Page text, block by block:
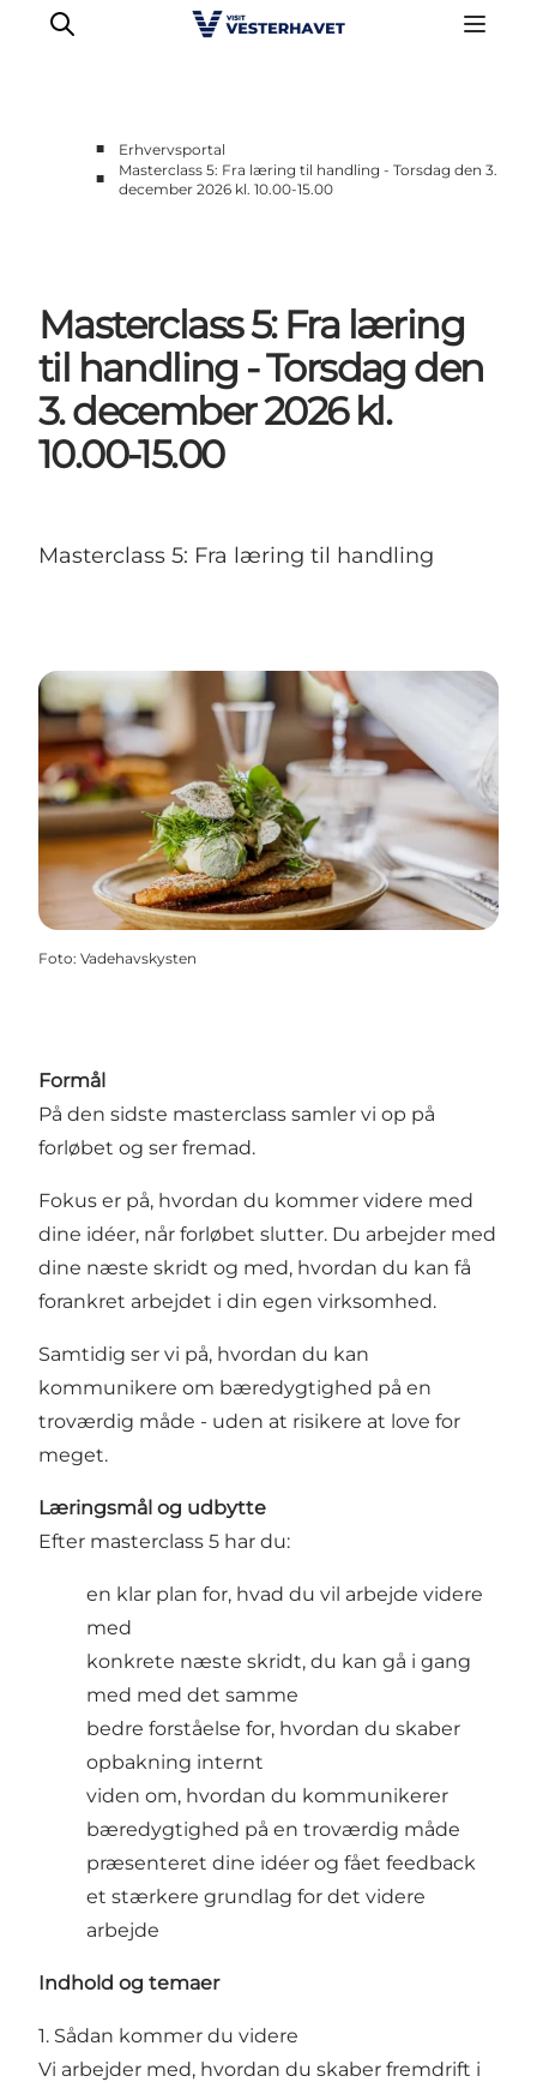
Erhverv
Medlemskab
Nyheder
Om os
■
Erhvervsportal
■
Masterclass 5: Fra læring til handling - Torsdag den 3.
december 2026 kl. 10.00-15.00
Masterclass 5: Fra læring
til handling - Torsdag den
3. december 2026 kl.
10.00-15.00
Masterclass 5: Fra læring til handling
Foto: Vadehavskysten
Formål
På den sidste masterclass samler vi op på
forløbet og ser fremad.
Fokus er på, hvordan du kommer videre med
dine idéer, når forløbet slutter. Du arbejder med
dine næste skridt og med, hvordan du kan få
forankret arbejdet i din egen virksomhed.
Samtidig ser vi på, hvordan du kan
kommunikere om bæredygtighed på en
troværdig måde - uden at risikere at love for
meget.
Læringsmål og udbytte
Efter masterclass 5 har du:
en klar plan for, hvad du vil arbejde videre
med
konkrete næste skridt, du kan gå i gang
med med det samme
bedre forståelse for, hvordan du skaber
opbakning internt
viden om, hvordan du kommunikerer
bæredygtighed på en troværdig måde
præsenteret dine idéer og fået feedback
et stærkere grundlag for det videre
arbejde
Indhold og temaer
1. Sådan kommer du videre
Vi arbejder med, hvordan du skaber fremdrift i